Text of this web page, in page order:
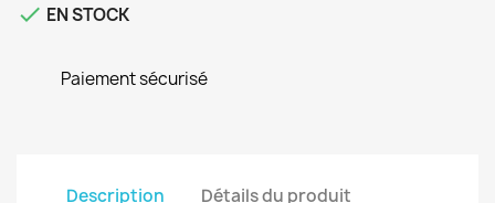
 EN STOCK
Paiement sécurisé
Description Détails du produit